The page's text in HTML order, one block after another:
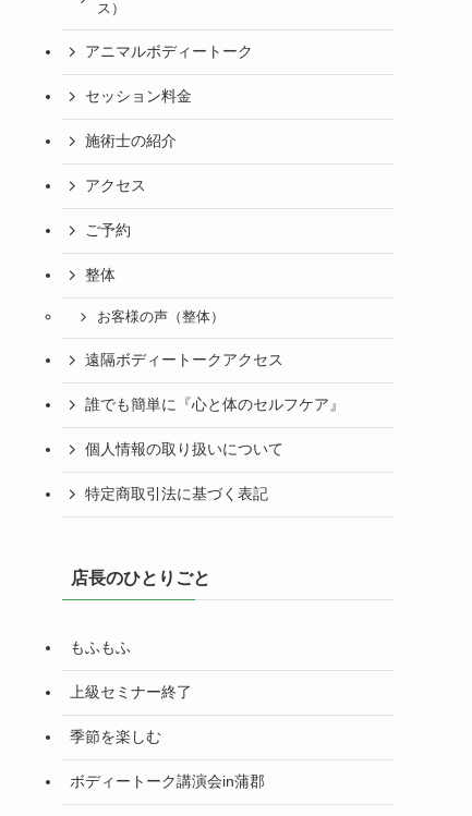
ス）
アニマルボディートーク
セッション料金
施術士の紹介
アクセス
ご予約
整体
お客様の声（整体）
遠隔ボディートークアクセス
誰でも簡単に『心と体のセルフケア』
個人情報の取り扱いについて
特定商取引法に基づく表記
店長のひとりごと
もふもふ
上級セミナー終了
季節を楽しむ
ボディートーク講演会in蒲郡